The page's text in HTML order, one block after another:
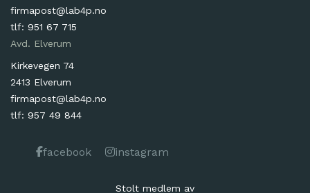
firmapost@lab4p.no
tlf: 951 67 715
Avd. Elverum
Kirkevegen 74
2413 Elverum
firmapost@lab4p.no
tlf: 957 49 844
facebook instagram
Stolt medlem av